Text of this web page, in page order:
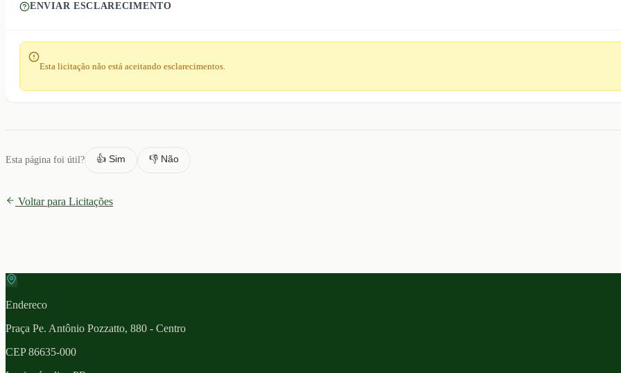
ENVIAR ESCLARECIMENTO
Esta licitação não está aceitando esclarecimentos.
Esta página foi útil? 👍 Sim 👎 Não
Voltar para Licitações
Endereco
Praça Pe. Antônio Pozzatto, 880 - Centro
CEP86635-000